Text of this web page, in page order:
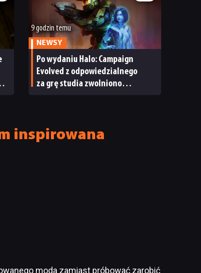
9 godzin temu
NEWSY
Po wydaniu Halo: Campaign
Evolved z odpowiedzialnego
za grę studia zwolniono
inspirowana
moda zamiast próbować zarobić